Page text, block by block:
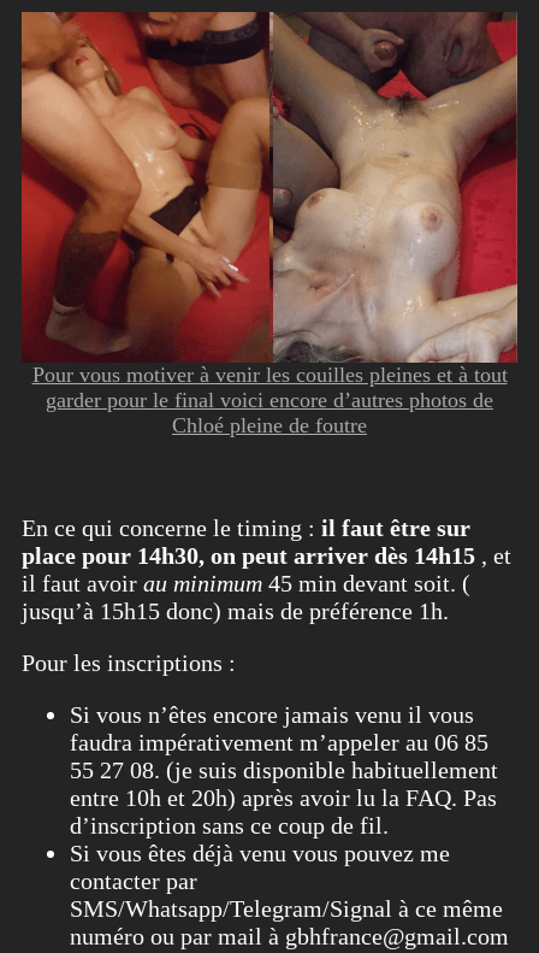
Pour vous motiver à venir les couilles pleines et à tout
garder pour le final voici encore d’autres photos de
Chloé pleine de foutre
En ce qui concerne le timing : il faut être sur
place pour 14h30, on peut arriver dès 14h15 , et
il faut avoir au minimum 45 min devant soit. (
jusqu’à 15h15 donc) mais de préférence 1h.
Pour les inscriptions :
Si vous n’êtes encore jamais venu il vous
faudra impérativement m’appeler au 06 85
55 27 08. (je suis disponible habituellement
entre 10h et 20h) après avoir lu la FAQ. Pas
d’inscription sans ce coup de fil.
Si vous êtes déjà venu vous pouvez me
contacter par
SMS/Whatsapp/Telegram/Signal à ce même
numéro ou par mail à gbhfrance@gmail.com